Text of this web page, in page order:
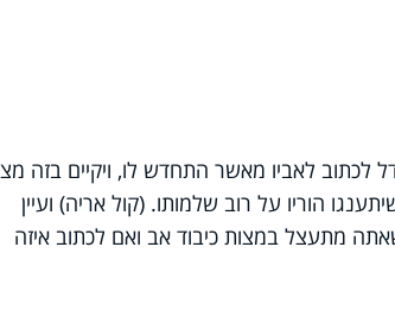
לכתוב לאביו מאשר התחדש לו, ויקיים בזה
הוריו על רוב שלמותו. (קול אריה) ועיין
מתעצל במצות כיבוד אב ואם לכתוב איזה